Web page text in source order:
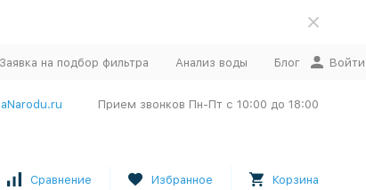
Заявка на подбор фильтра Анализ воды Блог Войти
Прием звонков Пн-Пт с 10:00 до 18:00
Сравнение Избранное Корзина